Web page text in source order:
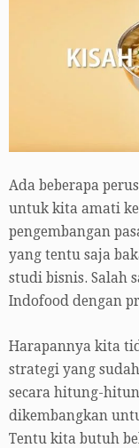
Ada beberapa
untuk kita amati
pengembangan
yang tentu saja
studi bisnis. Salah
Indofood dengan
Harapannya kita
strategi yang
secara hitung-
dikembangkan
Tentu kita butuh